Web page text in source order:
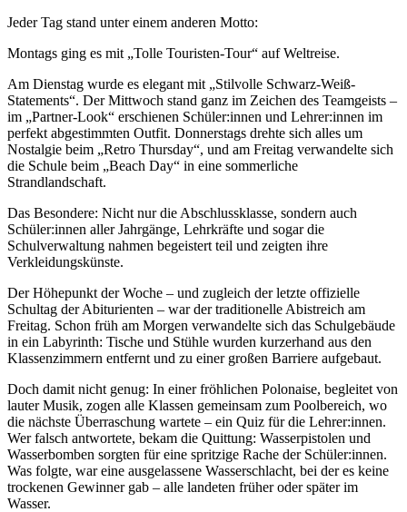
Jeder Tag stand unter einem anderen Motto:
Montags ging es mit „Tolle Touristen-Tour“ auf Weltreise.
Am Dienstag wurde es elegant mit „Stilvolle Schwarz-Weiß-
Statements“. Der Mittwoch stand ganz im Zeichen des Teamgeists –
im „Partner-Look“ erschienen Schüler:innen und Lehrer:innen im
perfekt abgestimmten Outfit. Donnerstags drehte sich alles um
Nostalgie beim „Retro Thursday“, und am Freitag verwandelte sich
die Schule beim „Beach Day“ in eine sommerliche
Strandlandschaft.
Das Besondere: Nicht nur die Abschlussklasse, sondern auch
Schüler:innen aller Jahrgänge, Lehrkräfte und sogar die
Schulverwaltung nahmen begeistert teil und zeigten ihre
Verkleidungskünste.
Der Höhepunkt der Woche – und zugleich der letzte offizielle
Schultag der Abiturienten – war der traditionelle Abistreich am
Freitag. Schon früh am Morgen verwandelte sich das Schulgebäude
in ein Labyrinth: Tische und Stühle wurden kurzerhand aus den
Klassenzimmern entfernt und zu einer großen Barriere aufgebaut.
Doch damit nicht genug: In einer fröhlichen Polonaise, begleitet von
lauter Musik, zogen alle Klassen gemeinsam zum Poolbereich, wo
die nächste Überraschung wartete – ein Quiz für die Lehrer:innen.
Wer falsch antwortete, bekam die Quittung: Wasserpistolen und
Wasserbomben sorgten für eine spritzige Rache der Schüler:innen.
Was folgte, war eine ausgelassene Wasserschlacht, bei der es keine
trockenen Gewinner gab – alle landeten früher oder später im
Wasser.